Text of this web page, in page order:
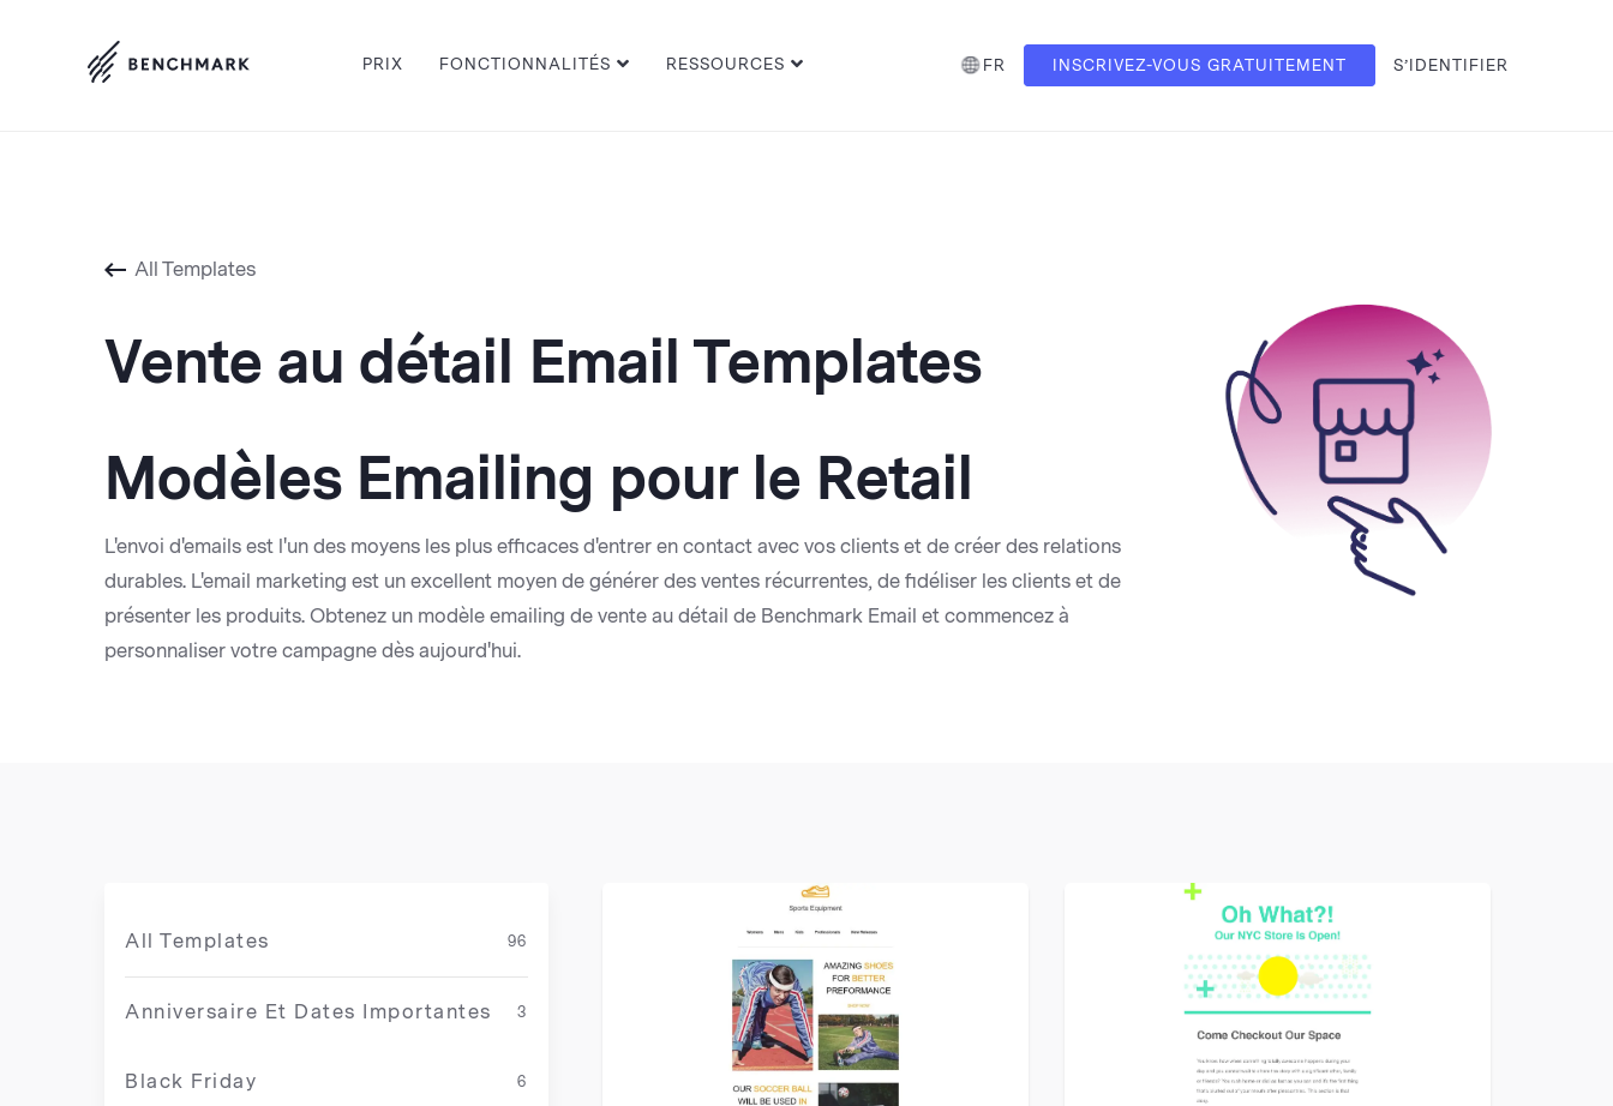
PRIX FONCTIONNALITÉS RESSOURCES FR INSCRIVEZ-VOUS GRATUITEMENT S’IDENTIFIER
All Templates
Vente au détail Email Templates
Modèles Emailing pour le Retail
L'envoi d'emails est l'un des moyens les plus efficaces d'entrer en contact avec vos clients et de créer des relations
durables. L'email marketing est un excellent moyen de générer des ventes récurrentes, de fidéliser les clients et de
présenter les produits. Obtenez un modèle emailing de vente au détail de Benchmark Email et commencez à
personnaliser votre campagne dès aujourd'hui.
All Templates 96
Anniversaire Et Dates Importantes 3
Black Friday 6
VIEW